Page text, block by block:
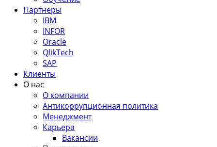
Партнеры
IBM
INFOR
Oracle
QlikTech
SAP
Клиенты
О нас
О компании
Антикоррупционная политика
Менеджмент
Карьера
Вакансии